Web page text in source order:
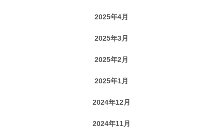
2025年4月
2025年3月
2025年2月
2025年1月
2024年12月
2024年11月